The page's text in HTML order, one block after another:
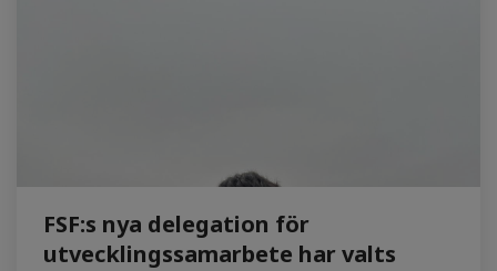
FSF:s nya delegation för
utvecklingssamarbete har valts